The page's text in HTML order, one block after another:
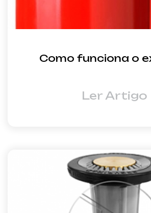
Como funciona o
Ler Artigo